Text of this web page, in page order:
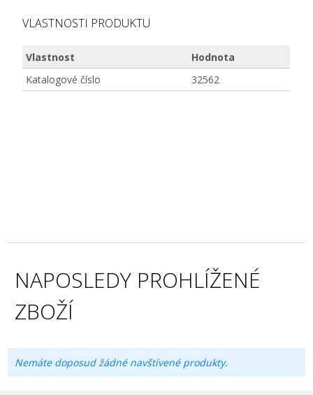
VLASTNOSTI PRODUKTU
Vlastnost
Hodnota
Katalogové číslo
32562
NAPOSLEDY PROHLÍŽENÉ
ZBOŽÍ
Nemáte doposud žádné navštívené produkty.